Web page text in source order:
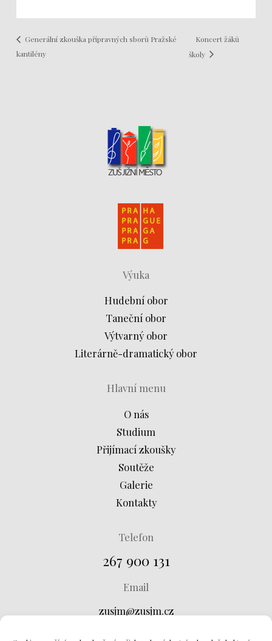
Generální zkouška přípravných sborů Pražské
kantilény
Koncert žáků
školy
Výuka
Hudební obor
Taneční obor
Výtvarný obor
Literárně-dramatický obor
Hlavní menu
O nás
Studium
Přijímací zkoušky
Soutěže
Galerie
Kontakty
Telefon
267 900 131
Email
zusjm@zusjm.cz
Adresa